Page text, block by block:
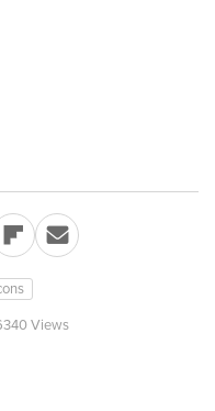
Views